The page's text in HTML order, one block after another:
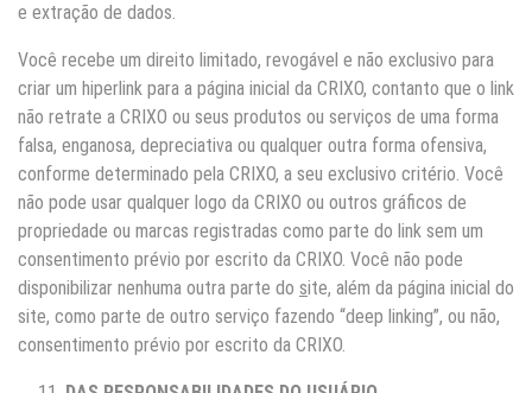
e extração de dados.
Você recebe um direito limitado, revogável e não exclusivo para
criar um hiperlink para a página inicial da CRIXO, contanto que o link
não retrate a CRIXO ou seus produtos ou serviços de uma forma
falsa, enganosa, depreciativa ou qualquer outra forma ofensiva,
conforme determinado pela CRIXO, a seu exclusivo critério. Você
não pode usar qualquer logo da CRIXO ou outros gráficos de
propriedade ou marcas registradas como parte do link sem um
consentimento prévio por escrito da CRIXO. Você não pode
disponibilizar nenhuma outra parte do site, além da página inicial do
site, como parte de outro serviço fazendo “deep linking”, ou não,
consentimento prévio por escrito da CRIXO.